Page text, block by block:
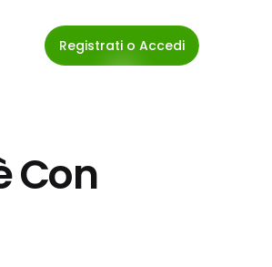
Registrati o Accedi
Con